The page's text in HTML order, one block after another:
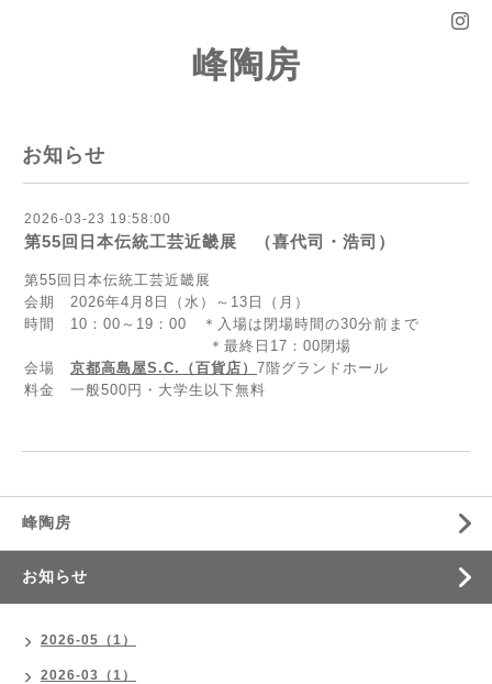
峰陶房
お知らせ
2026-03-23 19:58:00
第55回日本伝統工芸近畿展 （喜代司・浩司）
第55回日本伝統工芸近畿展
会期 2026年4月8日（水）～13日（月）
時間 10：00～19：00 ＊入場は閉場時間の30分前まで
＊最終日17：00閉場
会場 京都高島屋S.C.（百貨店） 7階グランドホール
料金 一般500円・大学生以下無料
峰陶房
お知らせ
2026-05（1）
2026-03（1）